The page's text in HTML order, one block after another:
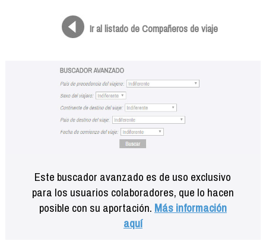
Ir al listado de Compañeros de viaje
Este buscador avanzado es de uso exclusivo
para los usuarios colaboradores, que lo hacen
posible con su aportación. Más información
aquí